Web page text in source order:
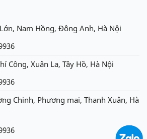
Lớn, Nam Hồng, Đông Anh, Hà Nội
Công, Xuân La, Tây Hồ, Hà Nội
Chinh, Phương mai, Thanh Xuân, Hà